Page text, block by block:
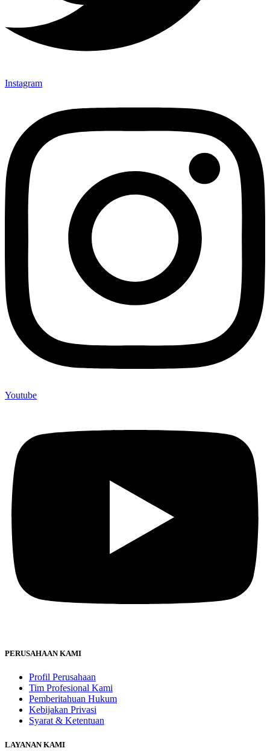
Instagram
Youtube
PERUSAHAAN KAMI
Profil Perusahaan
Tim Profesional Kami
Pemberitahuan Hukum
Kebijakan Privasi
Syarat & Ketentuan
LAYANAN KAMI